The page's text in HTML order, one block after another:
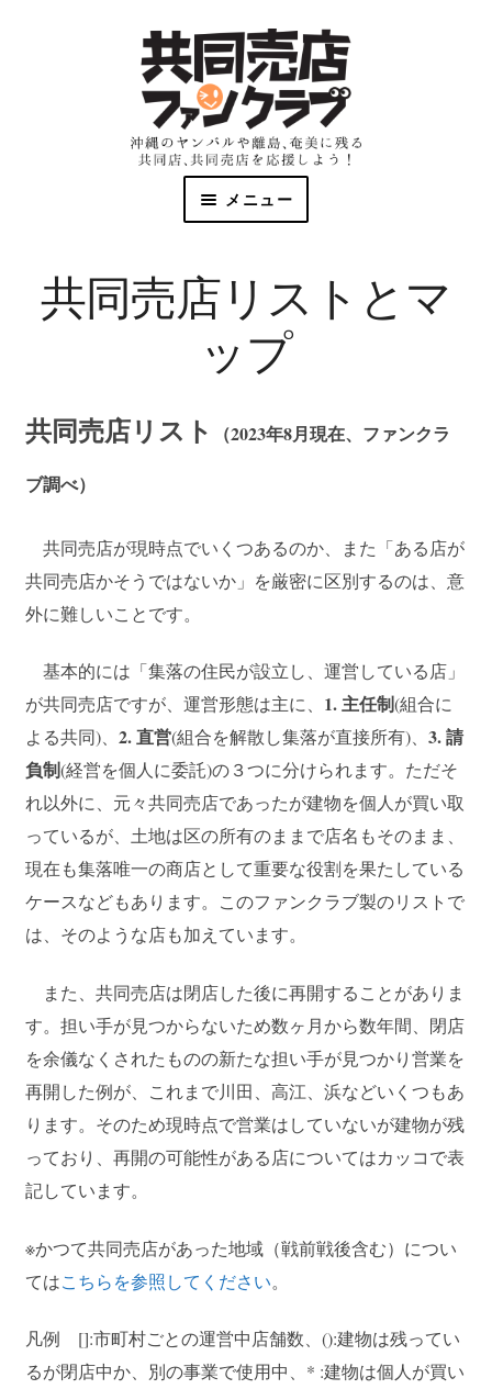
メニュー
マップとリスト
ファンクラブ
SITEMAP
共同売店リストとマ
ップ
共同売店リスト
（2023年8月現在、ファンクラ
ブ調べ）
共同売店が現時点でいくつあるのか、また「ある店が
共同売店かそうではないか」を厳密に区別するのは、意
外に難しいことです。
基本的には「集落の住民が設立し、運営している店」
が共同売店ですが、運営形態は主に、 1. 主任制(組合に
よる共同)、 2. 直営(組合を解散し集落が直接所有)、 3. 請
負制(経営を個人に委託)の３つに分けられます。ただそ
れ以外に、元々共同売店であったが建物を個人が買い取
っているが、土地は区の所有のままで店名もそのまま、
現在も集落唯一の商店として重要な役割を果たしている
ケースなどもあります。このファンクラブ製のリストで
は、そのような店も加えています。
また、共同売店は閉店した後に再開することがありま
す。担い手が見つからないため数ヶ月から数年間、閉店
を余儀なくされたものの新たな担い手が見つかり営業を
再開した例が、これまで川田、高江、浜などいくつもあ
ります。そのため現時点で営業はしていないが建物が残
っており、再開の可能性がある店についてはカッコで表
記しています。
※かつて共同売店があった地域（戦前戦後含む）につい
てはこちらを参照してください。
凡例 []:市町村ごとの運営中店舗数、():建物は残ってい
るが閉店中か、別の事業で使用中、* :建物は個人が買い